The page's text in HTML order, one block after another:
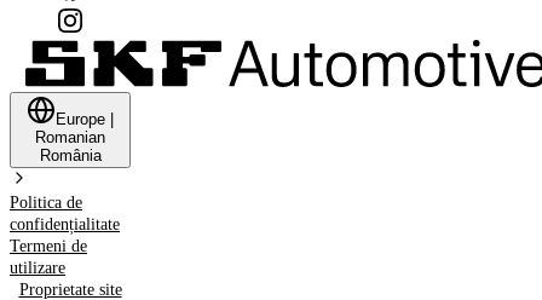
Europe
Romanian
România
Politica de
confidențialitate
Termeni de
utilizare
Proprietate site